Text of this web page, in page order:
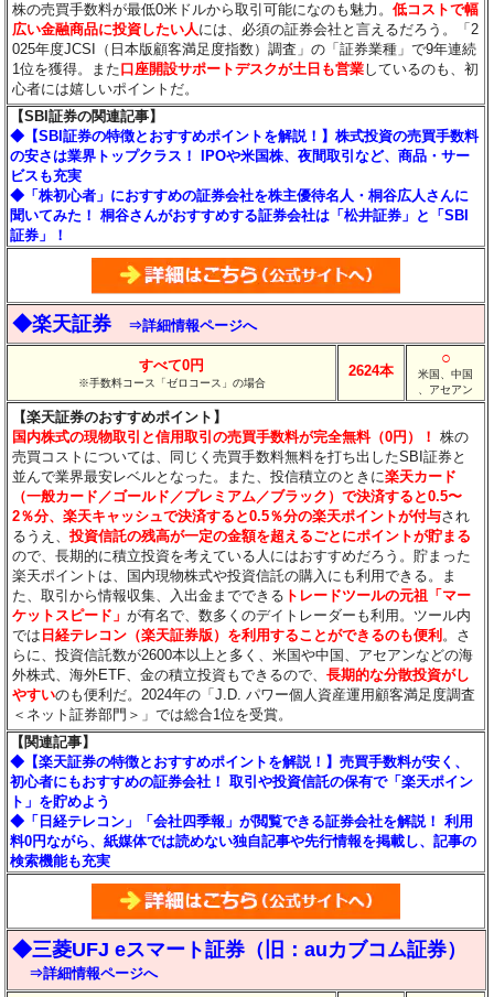
株の売買手数料が最低0米ドルから取引可能になのも魅力。低コストで幅
広い金融商品に投資したい人には、必須の証券会社と言えるだろう。「2
025年度JCSI（日本版顧客満足度指数）調査」の「証券業種」で9年連続
1位を獲得。また口座開設サポートデスクが土日も営業しているのも、初
心者には嬉しいポイントだ。
【SBI証券の関連記事】
◆【SBI証券の特徴とおすすめポイントを解説！】株式投資の売買手数料
の安さは業界トップクラス！ IPOや米国株、夜間取引など、商品・サー
ビスも充実
◆「株初心者」におすすめの証券会社を株主優待名人・桐谷広人さんに
聞いてみた！ 桐谷さんがおすすめする証券会社は「松井証券」と「SBI
証券」！
◆楽天証券 ⇒詳細情報ページへ
すべて0円
※手数料コース「ゼロコース」の場合
2624本
○
米国、中国
、アセアン
【楽天証券のおすすめポイント】
国内株式の現物取引と信用取引の売買手数料が完全無料（0円）！ 株の
売買コストについては、同じく売買手数料無料を打ち出したSBI証券と
並んで業界最安レベルとなった。また、投信積立のときに楽天カード
（一般カード／ゴールド／プレミアム／ブラック）で決済すると0.5〜
2％分、楽天キャッシュで決済すると0.5％分の楽天ポイントが付与され
るうえ、投資信託の残高が一定の金額を超えるごとにポイントが貯まる
ので、長期的に積立投資を考えている人にはおすすめだろう。貯まった
楽天ポイントは、国内現物株式や投資信託の購入にも利用できる。ま
た、取引から情報収集、入出金までできる トレードツールの元祖「マー
ケットスピード」が有名で、数多くのデイトレーダーも利用。ツール内
では 日経テレコン（楽天証券版）を利用することができるのも便利 。さ
らに、投資信託数が2600本以上と多く、米国や中国、アセアンなどの海
外株式、海外ETF、金の積立投資もできるので、長期的な分散投資がし
やすいのも便利だ。2024年の「J.D. パワー個人資産運用顧客満足度調査
＜ネット証券部門＞」では総合1位を受賞。
【関連記事】
◆【楽天証券の特徴とおすすめポイントを解説！】売買手数料が安く、
初心者にもおすすめの証券会社！ 取引や投資信託の保有で「楽天ポイン
ト」を貯めよう
◆「日経テレコン」「会社四季報」が閲覧できる証券会社を解説！ 利用
料0円ながら、紙媒体では読めない独自記事や先行情報を掲載し、記事の
検索機能も充実
◆三菱UFJ eスマート証券（旧：auカブコム証券）
⇒詳細情報ページへ